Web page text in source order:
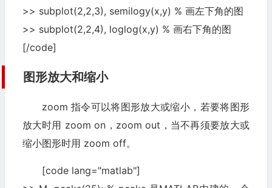
>> subplot(2,2,3), semilogy(x,y) % 画左下角的图
>> subplot(2,2,4), loglog(x,y) % 画右下角的图
[/code]
图形放大和缩小
zoom 指令可以将图形放大或缩小，若要将图形
放大时用 zoom on，zoom out，当不再须要放大或
缩小图形时用 zoom off。
[code lang="matlab"]